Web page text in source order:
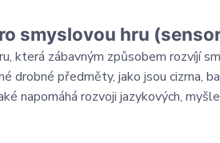
smyslovou hru
která zábavným způsobem rozvíjí
drobné předměty, jako jsou cizrna,
napomáhá rozvoji jazykových,